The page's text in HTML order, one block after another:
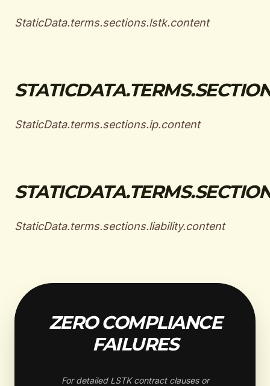
StaticData.terms.sections.lstk.content
StaticData.terms.sections.ip.content
StaticData.terms.sections.liability.content
ZERO COMPLIANCE
FAILURES
For detailed LSTK contract clauses or